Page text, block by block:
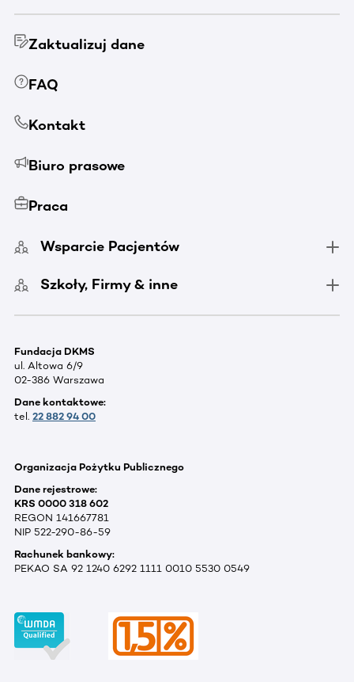
Zaktualizuj dane
FAQ
Kontakt
Biuro prasowe
Praca
Wsparcie Pacjentów
Szkoły, Firmy & inne
Fundacja DKMS
ul. Altowa 6/9
02-386 Warszawa
Dane kontaktowe:
tel. 22 882 94 00
Organizacja Pożytku Publicznego
Dane rejestrowe:
KRS 0000 318 602
REGON 141667781
NIP 522-290-86-59
Rachunek bankowy:
PEKAO SA 92 1240 6292 1111 0010 5530 0549